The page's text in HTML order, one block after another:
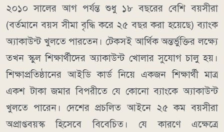
২০১০ সালের আগ পর্যন্ত শুধু ১৮ বছরের বেশি বয়সীরা
(বর্তমানে বয়স সীমা বৃদ্ধি করে ২৫ বছর করা হয়েছে) ব্যাংক
অ্যাকাউন্ট খুলতে পারতেন। টেকসই আর্থিক অন্তর্ভুক্তির লক্ষ্যে
তখন স্কুল শিক্ষার্থীদের অ্যাকাউন্ট খোলার সুযোগ চালু হয়।
শিক্ষাপ্রতিষ্ঠানের আইডি কার্ড নিয়ে একজন শিক্ষার্থী মাত্র
একশ টাকা জমার বিপরীতে যে কোনো ব্যাংকে অ্যাকাউন্ট
খুলতে পারেন। দেশের প্রচলিত আইনে ২৫ কম বয়সীরা
অপ্রাপ্তবয়স্ক হিসেবে বিবেচিত। যে কারণে এক্ষেত্রে